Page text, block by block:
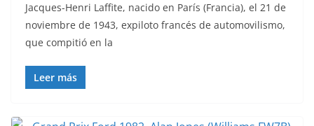
Jacques-Henri Laffite, nacido en París (Francia), el 21 de
noviembre de 1943, expiloto francés de automovilismo,
que compitió en la
Leer más